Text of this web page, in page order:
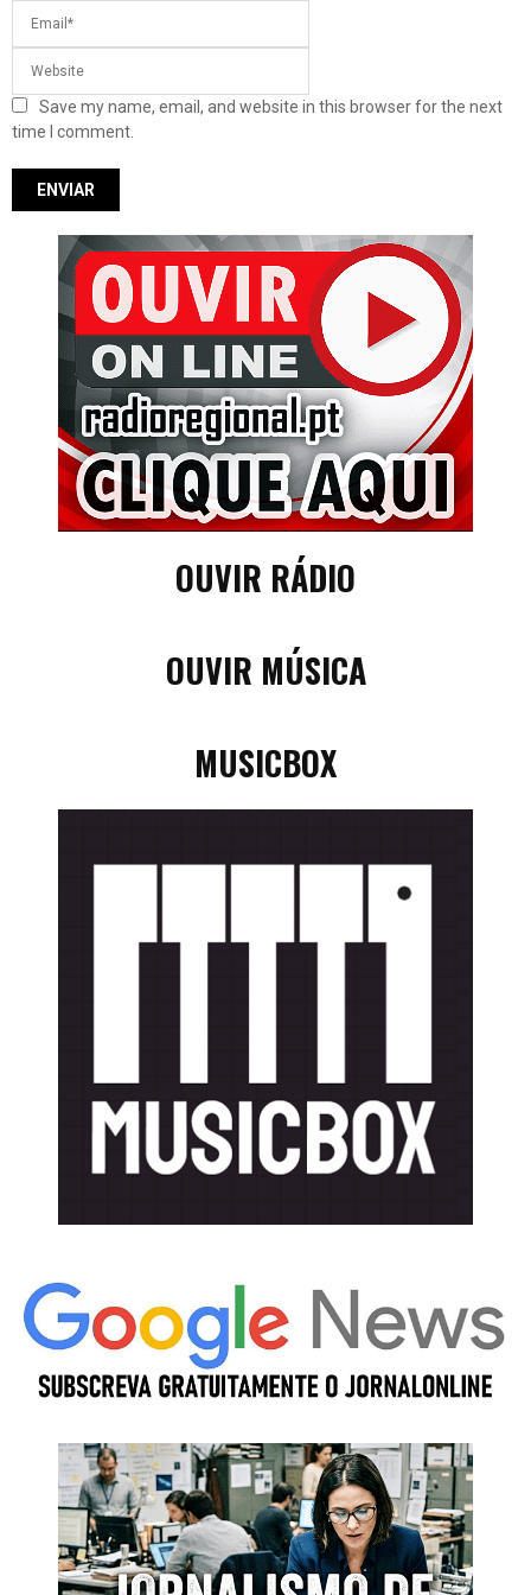
Save my name, email, and website in this browser for the next
time I comment.
OUVIR RÁDIO
OUVIR MÚSICA
MUSICBOX